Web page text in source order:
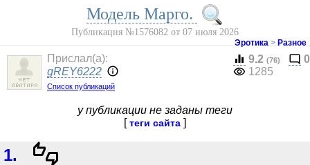
Модель Марго.
Публикация №1576082 от 07 июля 2026
Эротика > Разное
Прислал(a):
gREY6222
Список публикаций
9.2 (76)
0
1285
у публикации не заданы теги
[теги сайта ]
1.